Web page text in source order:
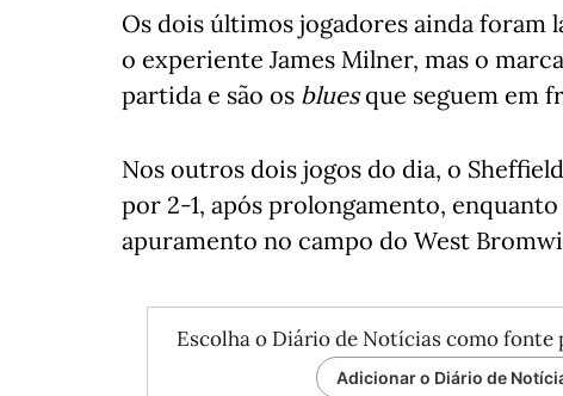
Os dois últimos jogadores ainda foram
o experiente James Milner, mas o
partida e são os bluesque seguem em
Nos outros dois jogos do dia, o
por 2-1, após prolongamento,
apuramento no campo do West
Escolha o Diário de Notícias como fonte
Adicionar o Diário de